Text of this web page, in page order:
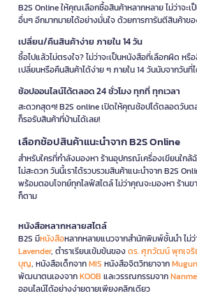
B2S Online ให้คุณเลือกซื้อสินค้าหลากหลาย ไม่ว่าจะ
อื่นๆ อีกมากมายได้อย่างมั่นใจ ด้วยการการันตีสินค้าข
เปลี่ยน/คืนสินค้าง่าย ภายใน 14 วัน
ซื้อไปแล้วไม่ตรงใจ? ไม่ว่าจะเป็นหนังสือที่เลือกผิด ห
เปลี่ยนหรือคืนสินค้าได้ง่าย ๆ ภายใน 14 วันนับจากวันที่
ช้อปออนไลน์ได้ตลอด 24 ชั่วโมง ทุกที่ ทุกเวลา
สะดวกสุดๆ! B2S online เปิดให้คุณช้อปได้ตลอดวันต
ก็รอรับสินค้าที่บ้านได้เลย!
เลือกช้อปสินค้าแนะนำจาก B2S Online
สำหรับใครที่กำลังมองหา ร้านอุปกรณ์เครื่องเขียนใกล้
ไม่สะดวก วันนี้เราได้รวบรวมสินค้าแนะนำจาก B2S
พร้อมตอบโจทย์ทุกไลฟ์สไตล์ ไม่ว่าคุณจะมองหา ร้าน
ก็ตาม
หนังสือหลากหลายสไตล์
B2S มีหนังสือหลากหลายแนวจากสำนักพิมพ์ชั้นนำ ไม่
Lavender, ตำราเรียนเข้มข้นของดร. ศุภวัฒน์ พุกเจ
บุญ, หนังสือเด็กจากMIS หนังสือจิตวิทยาจาก
พัฒนาตนเองจากKOOB และวรรณกรรมจาก
ออนไลน์ได้อย่างง่ายดายเพียงคลิกเดียว